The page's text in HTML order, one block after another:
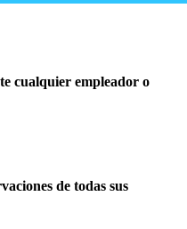
cualquier empleador o
de todas sus